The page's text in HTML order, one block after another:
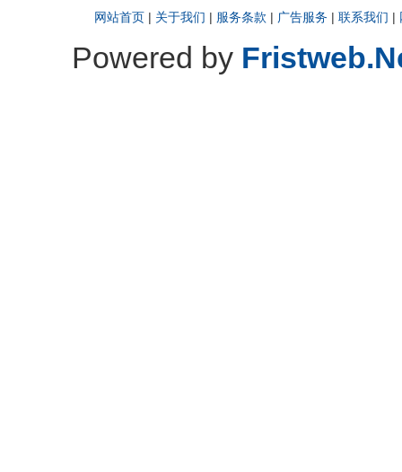
网站首页 | 关于我们 | 服务条款 | 广告服务 |联系我们 |
Powered by